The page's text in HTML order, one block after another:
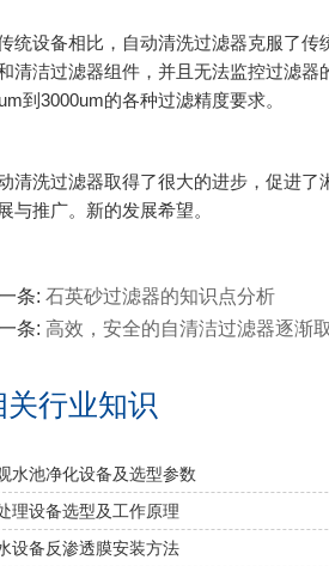
统设备相比，自动清洗过滤器克服了
清洁过滤器组件，并且无法监控过滤
到3000um的各种过滤精度要求。
清洗过滤器取得了很大的进步，促进
与推广。新的发展希望。
一条: 石英砂过滤器的知识点分析
条: 高效，安全的自清洁过滤器逐渐
关行业知识
水池净化设备及选型参数
理设备选型及工作原理
设备反渗透膜安装方法